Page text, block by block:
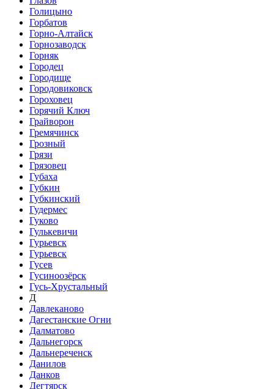
Голицыно
Горбатов
Горно-Алтайск
Горнозаводск
Горняк
Городец
Городище
Городовиковск
Гороховец
Горячий Ключ
Грайворон
Гремячинск
Грозный
Грязи
Грязовец
Губаха
Губкин
Губкинский
Гудермес
Гуково
Гулькевичи
Гурьевск
Гурьевск
Гусев
Гусиноозёрск
Гусь-Хрустальный
Д
Давлеканово
Дагестанские Огни
Далматово
Дальнегорск
Дальнереченск
Данилов
Данков
Дегтярск